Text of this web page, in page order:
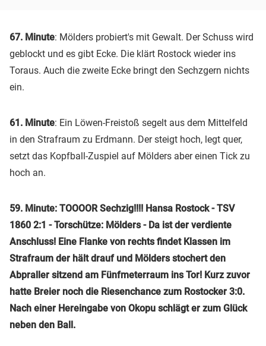
67. Minute: Mölders probiert's mit Gewalt. Der Schuss wird
geblockt und es gibt Ecke. Die klärt Rostock wieder ins
Toraus. Auch die zweite Ecke bringt den Sechzgern nichts
ein.
61. Minute: Ein Löwen-Freistoß segelt aus dem Mittelfeld
in den Strafraum zu Erdmann. Der steigt hoch, legt quer,
setzt das Kopfball-Zuspiel auf Mölders aber einen Tick zu
hoch an.
59. Minute: TOOOOR Sechzig!!!! Hansa Rostock - TSV
1860 2:1 - Torschütze: Mölders - Da ist der verdiente
Anschluss! Eine Flanke von rechts findet Klassen im
Strafraum der hält drauf und Mölders stochert den
Abpraller sitzend am Fünfmeterraum ins Tor! Kurz zuvor
hatte Breier noch die Riesenchance zum Rostocker 3:0.
Nach einer Hereingabe von Okopu schlägt er zum Glück
neben den Ball.